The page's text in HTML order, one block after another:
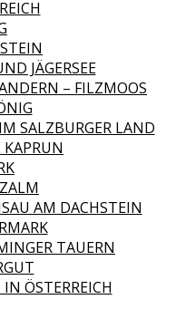
JÄGERSEE
– FILZMOOS
SALZBURGER LAND
KAPRUN
AM DACHSTEIN
TAUERN
ÖSTERREICH